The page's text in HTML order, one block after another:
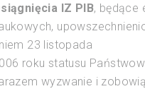
IZ PIB, będące
23 listopada
roku statusu
wyzwanie i